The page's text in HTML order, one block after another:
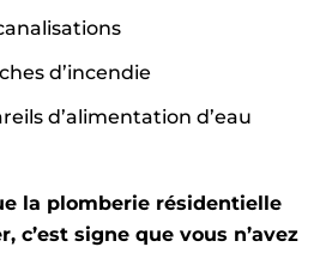
d’incendie
d’alimentation d’eau
la plomberie résidentielle
c’est signe que vous n’avez